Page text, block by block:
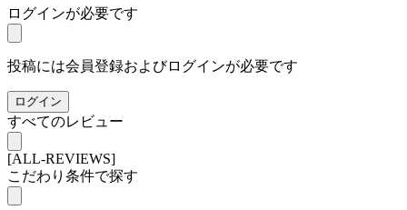
ログインが必要です
投稿には会員登録およびログインが必要です
ログイン
すべてのレビュー
[ALL-REVIEWS]
こだわり条件で探す